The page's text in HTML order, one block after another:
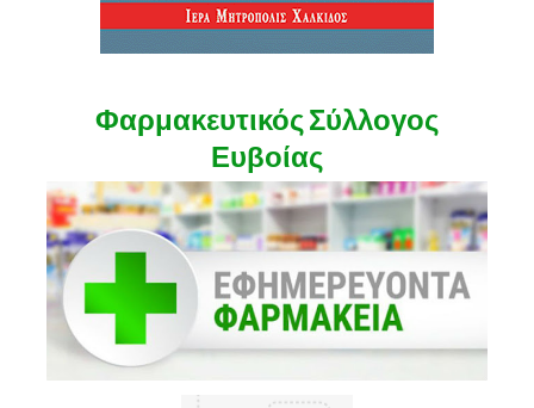
Φαρμακευτικός Σύλλογος
Ευβοίας